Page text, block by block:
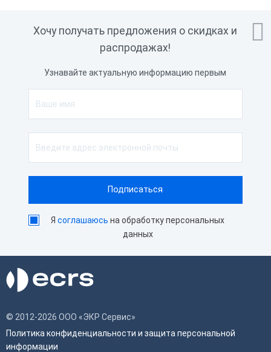

Хочу получать предложения о скидках и
распродажах!
Узнавайте актуальную информацию первым
Ясоглашаюсь на обработку персональных
данных
© 2012-2026 ООО «ЭКР Сервис»
Политика конфиденциальности и защита персональной
информации